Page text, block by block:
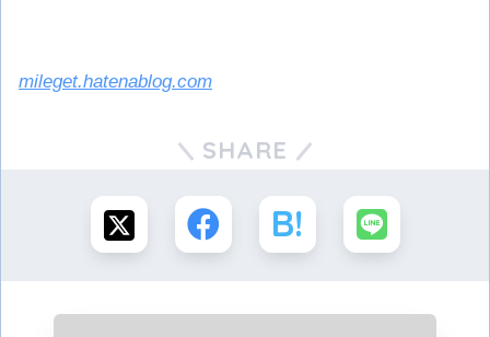
mileget.hatenablog.com
SHARE